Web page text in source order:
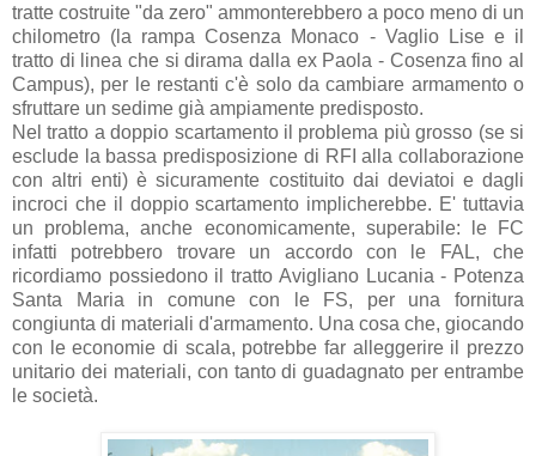
tratte costruite "da zero" ammonterebbero a poco meno di un
chilometro (la rampa Cosenza Monaco - Vaglio Lise e il
tratto di linea che si dirama dalla ex Paola - Cosenza fino al
Campus), per le restanti c'è solo da cambiare armamento o
sfruttare un sedime già ampiamente predisposto.
Nel tratto a doppio scartamento il problema più grosso (se si
esclude la bassa predisposizione di RFI alla collaborazione
con altri enti) è sicuramente costituito dai deviatoi e dagli
incroci che il doppio scartamento implicherebbe. E' tuttavia
un problema, anche economicamente, superabile: le FC
infatti potrebbero trovare un accordo con le FAL, che
ricordiamo possiedono il tratto Avigliano Lucania - Potenza
Santa Maria in comune con le FS, per una fornitura
congiunta di materiali d'armamento. Una cosa che, giocando
con le economie di scala, potrebbe far alleggerire il prezzo
unitario dei materiali, con tanto di guadagnato per entrambe
le società.